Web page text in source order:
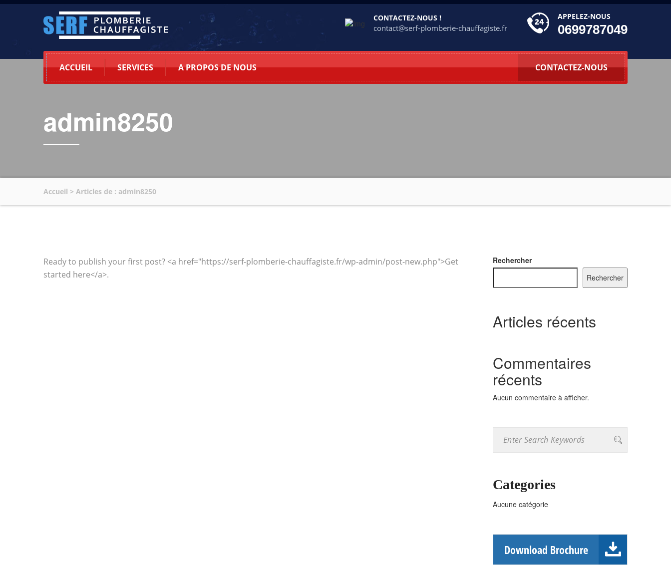
CONTACTEZ-NOUS !
contact@serf-plomberie-chauffagiste.fr
APPELEZ-NOUS
0699787049
ACCUEIL SERVICES A PROPOS DE NOUS CONTACTEZ-NOUS
admin8250
Accueil > Articles de : admin8250
Ready to publish your first post? <a href="https://serf-plomberie-chauffagiste.fr/wp-admin/post-new.php">Get
started here</a>.
Rechercher
Rechercher
Articles récents
Commentaires
récents
Aucun commentaire à afficher.
Categories
Aucune catégorie
Download Brochure